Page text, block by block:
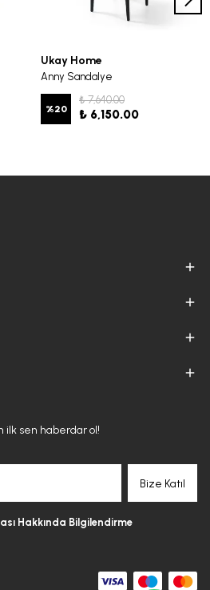
Ukay Home
Anny Sandalye
%20
₺ 7,640.00
₺ 6,150.00
ilk sen haberdar ol!
Bize Katıl
Hakkında Bilgilendirme